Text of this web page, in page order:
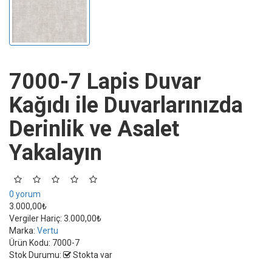
7000-7 Lapis Duvar
Kağıdı ile Duvarlarınızda
Derinlik ve Asalet
Yakalayın
0 yorum
3.000,00₺
Vergiler Hariç: 3.000,00₺
Marka: Vertu
Ürün Kodu: 7000-7
Stok Durumu:
Stokta var